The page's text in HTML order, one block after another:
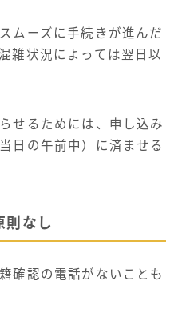
ムーズに手続きが進んだ
雑状況によっては翌日以
せるためには、申し込み
日の午前中）に済ませる
なし
確認の電話がないことも